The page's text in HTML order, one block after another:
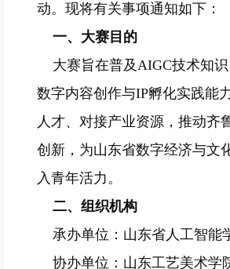
动。现将有关事项通知如下：
一、大赛目的
大赛旨在普及AIGC技术知识
数字内容创作与IP孵化实践能
人才、对接产业资源，推动齐
创新，为山东省数字经济与文
入青年活力。
二、组织机构
承办单位：山东省人工智能
协办单位：山东工艺美术学